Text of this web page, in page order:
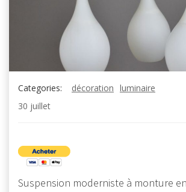
Categories: décoration luminaire
30 juillet
Suspension moderniste à monture